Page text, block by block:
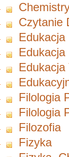
Czytanie
Filologia
Filologia
Filozofia
Fizyka